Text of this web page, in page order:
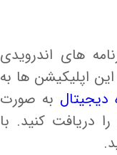
های اندرویدی
این اپلیکیشن ها به
دیجیتال به صورت
دریافت کنید. با